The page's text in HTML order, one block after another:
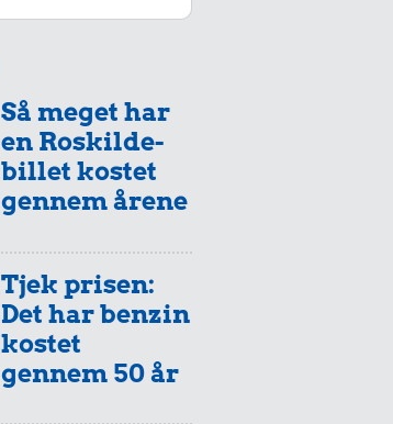
Så meget har
en Roskilde-
billet kostet
gennem årene
Tjek prisen:
Det har benzin
kostet
gennem 50 år